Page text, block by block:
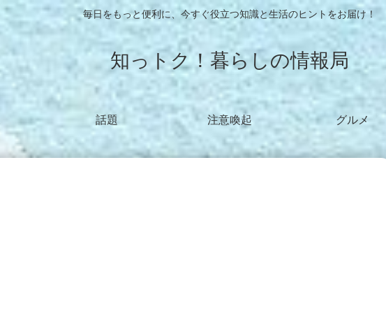
毎日をもっと便利に、今すぐ役立つ知識と生活のヒントをお届け！
知っトク！暮らしの情報局
話題 注意喚起 グルメ